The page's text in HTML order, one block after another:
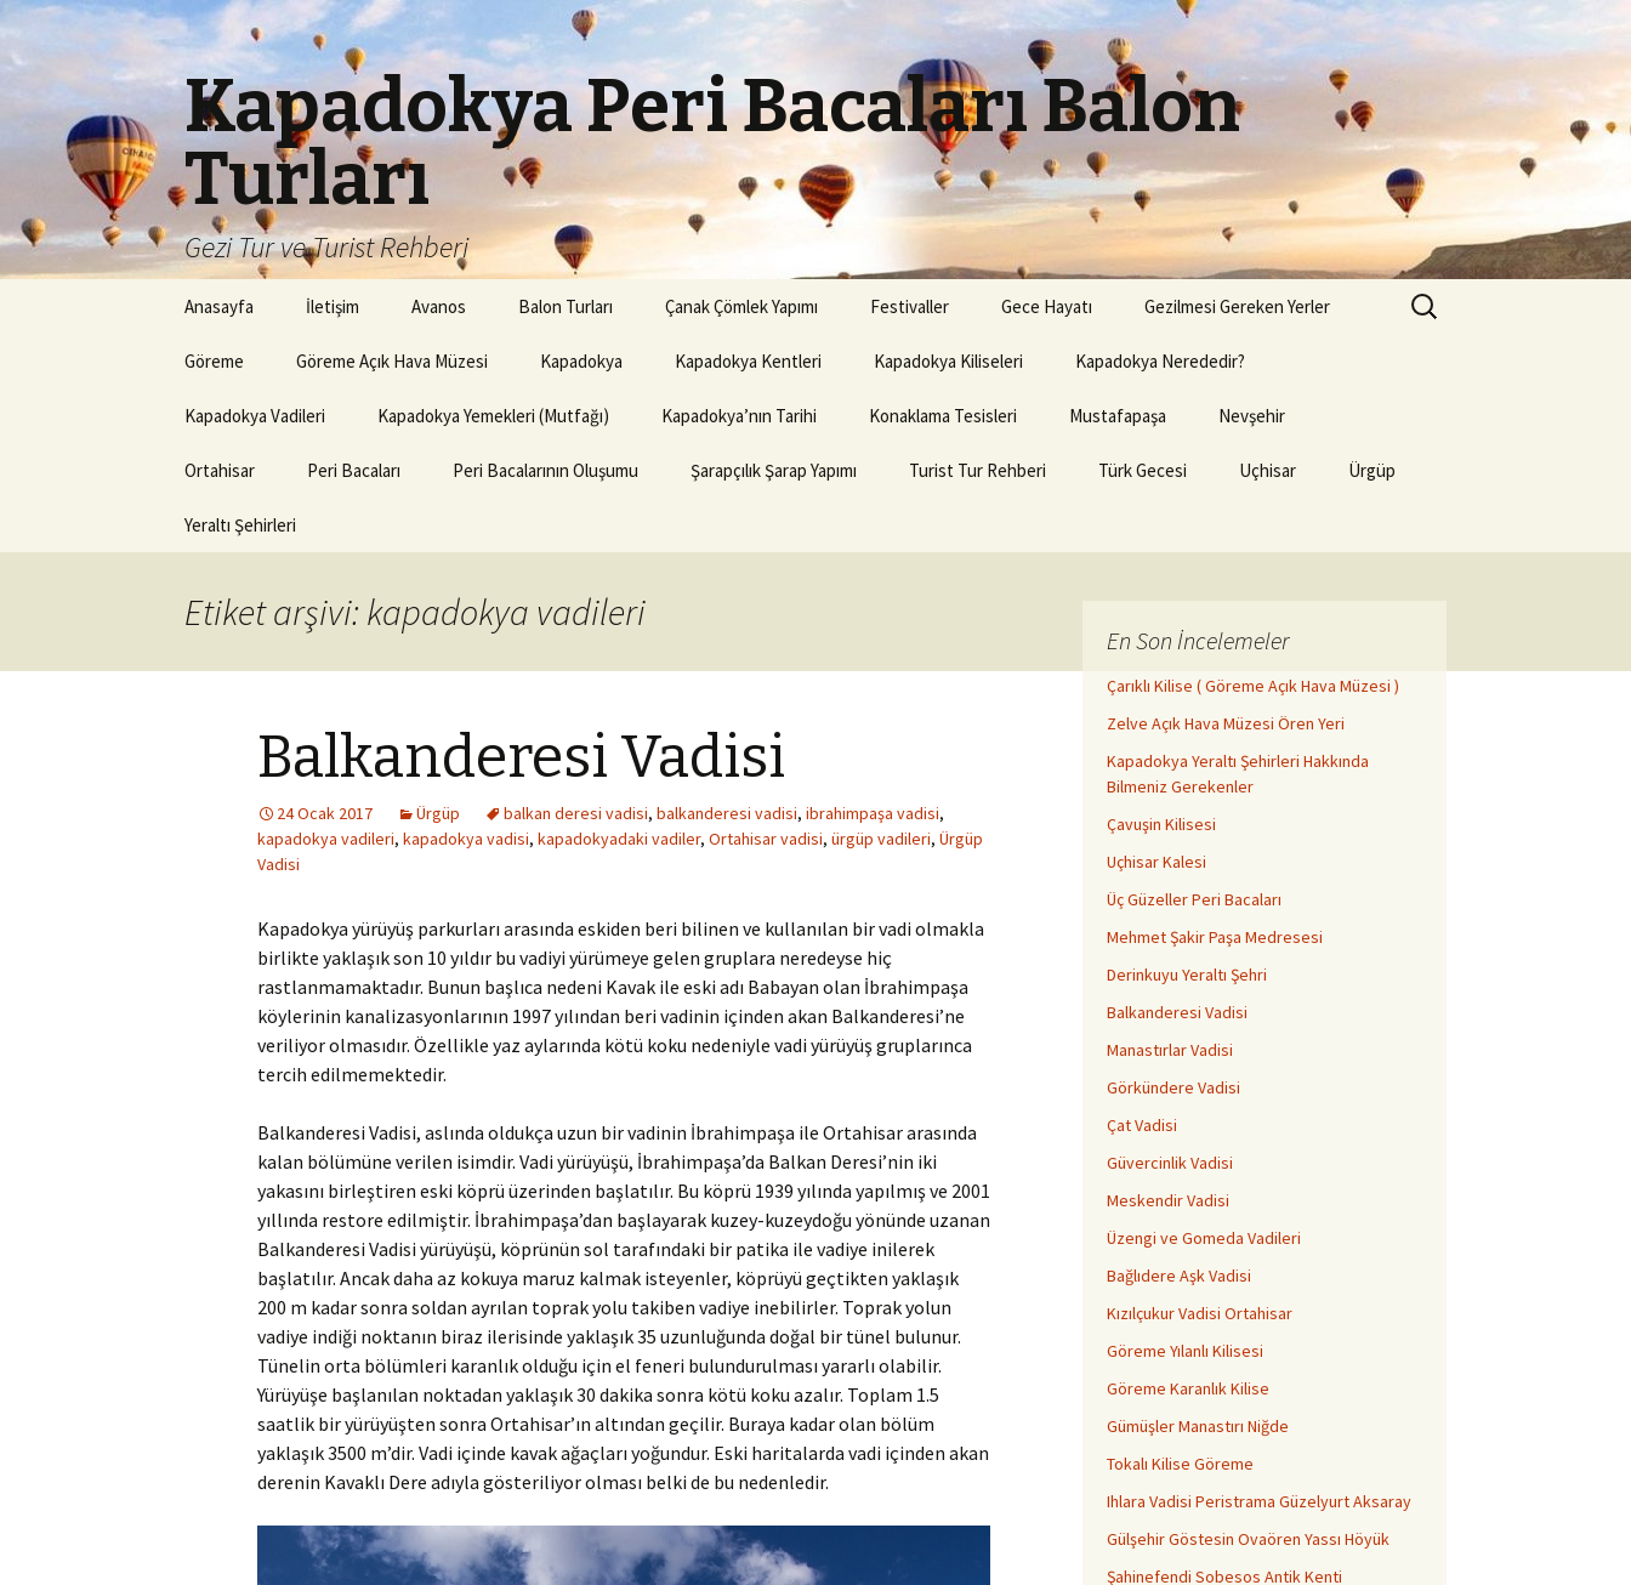
Kapadokya Peri Bacaları Balon
Turları
Gezi Tur ve Turist Rehberi
Anasayfa İletişim Avanos Balon Turları Çanak Çömlek Yapımı Festivaller Gece Hayatı Gezilmesi Gereken Yerler
Göreme Göreme Açık Hava Müzesi Kapadokya Kapadokya Kentleri Kapadokya Kiliseleri Kapadokya Nerededir?
Kapadokya Vadileri Kapadokya Yemekleri (Mutfağı) Kapadokya’nın Tarihi Konaklama Tesisleri Mustafapaşa Nevşehir
Ortahisar Peri Bacaları Peri Bacalarının Oluşumu Şarapçılık Şarap Yapımı Turist Tur Rehberi Türk Gecesi Uçhisar Ürgüp
Yeraltı Şehirleri
Arama:
Etiket arşivi: kapadokya vadileri
Balkanderesi Vadisi
24 Ocak 2017 Ürgüp balkan deresi vadisi, balkanderesi vadisi, ibrahimpaşa vadisi,
kapadokya vadileri, kapadokya vadisi, kapadokyadaki vadiler, Ortahisar vadisi, ürgüp vadileri, Ürgüp
Vadisi
Kapadokya yürüyüş parkurları arasında eskiden beri bilinen ve kullanılan bir vadi olmakla
birlikte yaklaşık son 10 yıldır bu vadiyi yürümeye gelen gruplara neredeyse hiç
rastlanmamaktadır. Bunun başlıca nedeni Kavak ile eski adı Babayan olan İbrahimpaşa
köylerinin kanalizasyonlarının 1997 yılından beri vadinin içinden akan Balkanderesi’ne
veriliyor olmasıdır. Özellikle yaz aylarında kötü koku nedeniyle vadi yürüyüş gruplarınca
tercih edilmemektedir.
Balkanderesi Vadisi, aslında oldukça uzun bir vadinin İbrahimpaşa ile Ortahisar arasında
kalan bölümüne verilen isimdir. Vadi yürüyüşü, İbrahimpaşa’da Balkan Deresi’nin iki
yakasını birleştiren eski köprü üzerinden başlatılır. Bu köprü 1939 yılında yapılmış ve 2001
yıllında restore edilmiştir. İbrahimpaşa’dan başlayarak kuzey-kuzeydoğu yönünde uzanan
Balkanderesi Vadisi yürüyüşü, köprünün sol tarafındaki bir patika ile vadiye inilerek
başlatılır. Ancak daha az kokuya maruz kalmak isteyenler, köprüyü geçtikten yaklaşık
200 m kadar sonra soldan ayrılan toprak yolu takiben vadiye inebilirler. Toprak yolun
vadiye indiği noktanın biraz ilerisinde yaklaşık 35 uzunluğunda doğal bir tünel bulunur.
Tünelin orta bölümleri karanlık olduğu için el feneri bulundurulması yararlı olabilir.
Yürüyüşe başlanılan noktadan yaklaşık 30 dakika sonra kötü koku azalır. Toplam 1.5
saatlik bir yürüyüşten sonra Ortahisar’ın altından geçilir. Buraya kadar olan bölüm
yaklaşık 3500 m’dir. Vadi içinde kavak ağaçları yoğundur. Eski haritalarda vadi içinden akan
derenin Kavaklı Dere adıyla gösteriliyor olması belki de bu nedenledir.
En Son İncelemeler
Çarıklı Kilise ( Göreme Açık Hava Müzesi )
Zelve Açık Hava Müzesi Ören Yeri
Kapadokya Yeraltı Şehirleri Hakkında
Bilmeniz Gerekenler
Çavuşin Kilisesi
Uçhisar Kalesi
Üç Güzeller Peri Bacaları
Mehmet Şakir Paşa Medresesi
Derinkuyu Yeraltı Şehri
Balkanderesi Vadisi
Manastırlar Vadisi
Görkündere Vadisi
Çat Vadisi
Güvercinlik Vadisi
Meskendir Vadisi
Üzengi ve Gomeda Vadileri
Bağlıdere Aşk Vadisi
Kızılçukur Vadisi Ortahisar
Göreme Yılanlı Kilisesi
Göreme Karanlık Kilise
Gümüşler Manastırı Niğde
Tokalı Kilise Göreme
Ihlara Vadisi Peristrama Güzelyurt Aksaray
Gülşehir Göstesin Ovaören Yassı Höyük
Şahinefendi Sobesos Antik Kenti